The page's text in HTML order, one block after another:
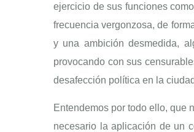
ejercicio de sus funciones
frecuencia vergonzosa, de
y una ambición desmedida,
provocando con sus
desafección política en la
Entendemos por todo ello, que
necesario la aplicación de un